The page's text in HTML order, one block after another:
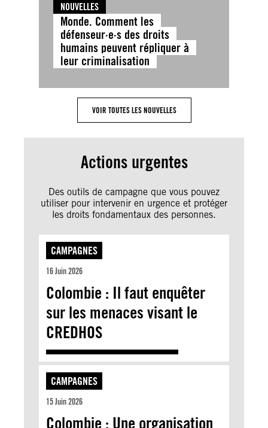
NOUVELLES
Monde. Comment les
défenseur·e·s des droits
humains peuvent répliquer à
leur criminalisation
VOIR TOUTES LES NOUVELLES
Actions urgentes
Des outils de campagne que vous pouvez
utiliser pour intervenir en urgence et protéger
les droits fondamentaux des personnes.
CAMPAGNES
16 Juin 2026
Colombie : Il faut enquêter
sur les menaces visant le
CREDHOS
CAMPAGNES
15 Juin 2026
Colombie : Une organisation